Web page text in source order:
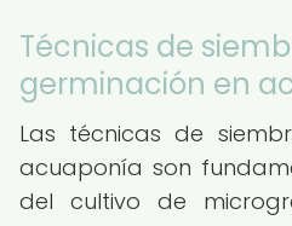
Técnicas de
germinación en
Las técnicas de
acuaponía son
del cultivo de